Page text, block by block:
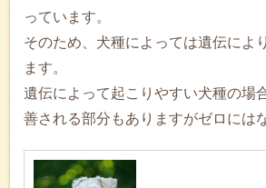
っています。
そのため、犬種によっては遺伝によ
ます。
遺伝によって起こりやすい犬種の場
善される部分もありますがゼロには